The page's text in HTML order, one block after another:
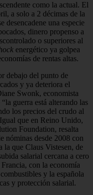
como la actual. El
a solo a 2 décimas de la
desencadene una especie
dinero propenso a
o superiores al
energético ya golpea
de rentas altas.
debajo del punto de
y ya deteriora el
Swonk, economista
guerra está alterando las
los precios del crudo al
que en Reino Unido,
Foundation, resalta
nóminas desde 2008 con
la que Claus Vistesen, de
salarial cercana a cero
con la economía
y la española
y protección salarial.